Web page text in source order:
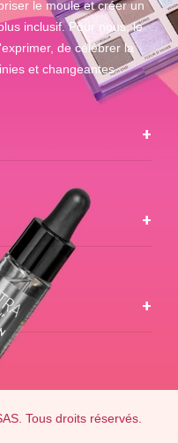
le moule et créer un
inclusif. Pour nous, le
de célébrer la
et changeantes.
Tous droits réservés.